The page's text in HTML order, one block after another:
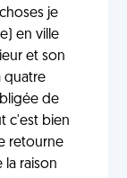
je
en ville
et son
quatre
de
c'est bien
retourne
raison